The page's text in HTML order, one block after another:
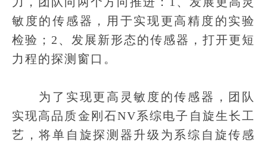
敏度的传感器，用于实现更高精度的实验
检验；2、发展新形态的传感器，打开更短
力程的探测窗口。
为了实现更高灵敏度的传感器，团队
实现高品质金刚石NV系综电子自旋生长工
艺，将单自旋探测器升级为系综自旋传感